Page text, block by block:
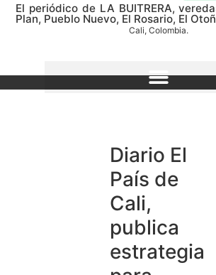
El periódico de LA BUITRERA,
Plan, Pueblo Nuevo, El Rosario, El
Cali, Colombia.
Diario El
País de
Cali,
publica
estrategia